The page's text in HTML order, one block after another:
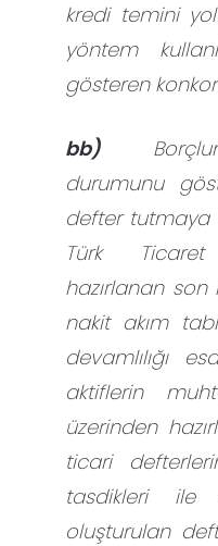
kredi temini
yöntem
gösteren
bb)
durumunu
defter tutmaya
Türk
hazırlanan
nakit akım
devamlılığı
aktiflerin
üzerinden
ticari
tasdikleri ile
oluşturulan